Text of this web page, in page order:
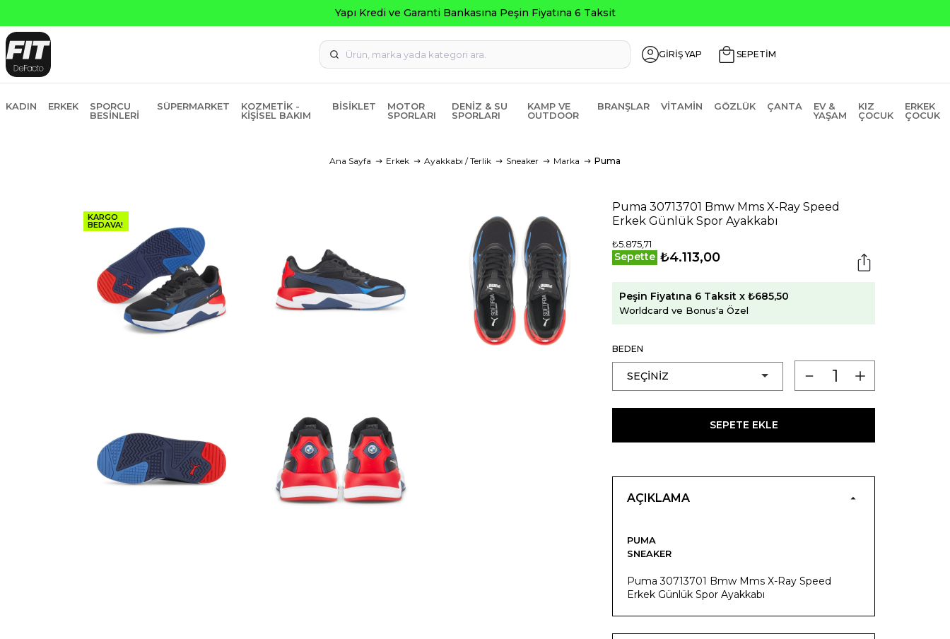
GİRİŞ YAP SEPETİM
KADIN ERKEK
SPORCU
BESINLERI
SÜPERMARKET
KOZMETIK -
KIŞISEL BAKIM
BISIKLET
MOTOR
SPORLARI
DENIZ & SU
SPORLARI
KAMP VE
OUTDOOR
BRANŞLAR VITAMIN GÖZLÜK ÇANTA
EV &
YAŞAM
KIZ
ÇOCUK
ERKEK
ÇOCUK
Ana Sayfa Erkek Ayakkabı / Terlik Sneaker Marka Puma
KARGO
BEDAVA!
Puma 30713701 Bmw Mms X-Ray Speed
Erkek Günlük Spor Ayakkabı
₺5.875,71
Sepette ₺4.113,00
Peşin Fiyatına 6 Taksit x ₺685,50
Worldcard ve Bonus'a Özel
BEDEN
SEPETE EKLE
AÇIKLAMA
PUMA
SNEAKER
Puma 30713701 Bmw Mms X-Ray Speed
Erkek Günlük Spor Ayakkabı